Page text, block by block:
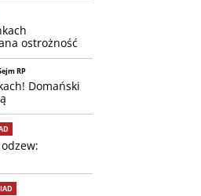
ostrożność
RP
Domański
odzew: